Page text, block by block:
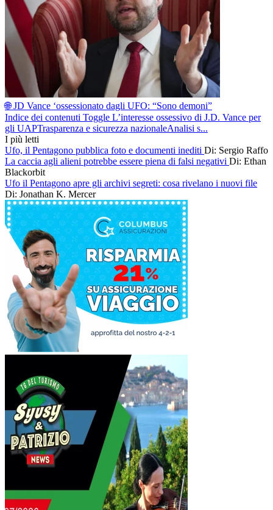
🌐 JD Vance ‘ossessionato dagli UFO: “Sono demoni”
Indice dei contenuti Toggle L’interesse ossessivo di J.D. Vance per
gli UAPTrasparenza e sicurezza nazionaleAnalisi s...
I più letti
Ufo, il Pentagono pubblica foto e documenti inediti Di: Sergio Raffo
La caccia agli alieni potrebbe essere piena di falsi negativi Di: Ethan
Blackorbit
Ufo il Pentagono apre gli archivi segreti: cosa rivelano i nuovi file
Di: Jonathan K. Mercer